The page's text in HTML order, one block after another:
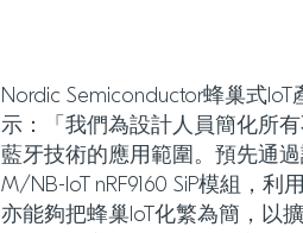
Nordic Semiconductor蜂巢式
示：「我們為設計人員簡化所
藍牙技術的應用範圍。預先通
M/NB-IoT nRF9160 SiP模組，
亦能夠把蜂巢IoT化繁為簡，以